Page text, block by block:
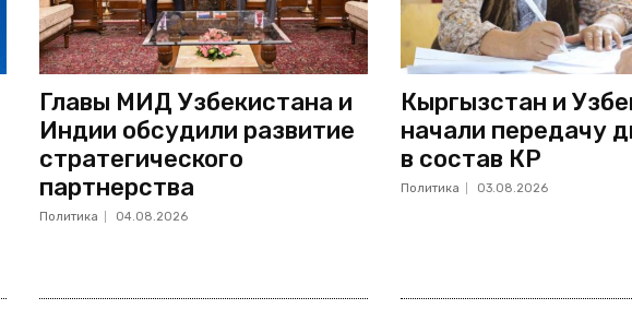
Главы МИД Узбекистана и
Индии обсудили развитие
стратегического
партнерства
Политика 04.08.2026
Кыргызстан и
начали передачу
в состав КР
Политика 03.08.2026